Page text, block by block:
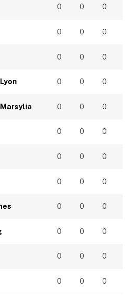
0 0 0
0 0 0
0 0 0
0 0 0
0 0 0
0 0 0
0 0 0
0 0 0
0 0 0
0 0 0
0 0 0
0 0 0